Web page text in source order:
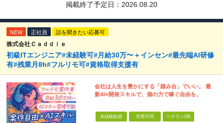
掲載終了予定日： 2026.08.20
NEW 正社員 話を聞きたい応募可
株式会社Ｃａｄｄｉｅ
初級ITエンジニア#未経験可#月給30万〜＋インセン#最先端AI研修
有#残業月8h#フルリモ可#資格取得支援有
会社は人生を豊かにする「踏み台」でいい。 最
新AI×開発スキルで、個の力で稼ぐ自由を。
未経験歓迎 学歴不問 ベテランOK